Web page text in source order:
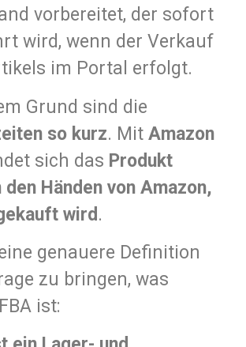
vorbereitet, der sofort
wird, wenn der Verkauf
im Portal erfolgt.
Grund sind die
so kurz. Mit Amazon
sich das Produkt
Händen von Amazon,
wird .
genauere Definition
zu bringen, was
ist: